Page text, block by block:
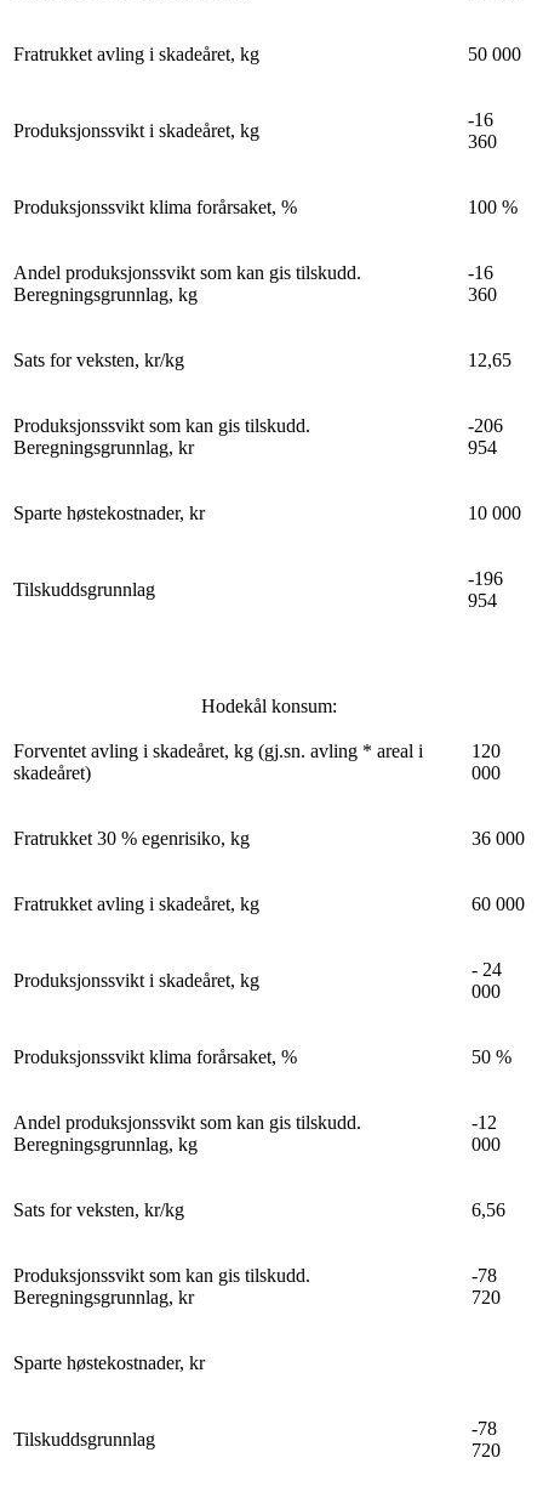
Fratrukket avling i skadeåret, kg 50 000
Produksjonssvikt i skadeåret, kg
-16
360
Produksjonssvikt klima forårsaket, % 100 %
Andel produksjonssvikt som kan gis tilskudd.
Beregningsgrunnlag, kg
-16
360
Sats for veksten, kr/kg 12,65
Produksjonssvikt som kan gis tilskudd.
Beregningsgrunnlag, kr
-206
954
Sparte høstekostnader, kr 10 000
Tilskuddsgrunnlag
-196
954
Hodekål konsum:
Forventet avling i skadeåret, kg (gj.sn. avling * areal i
skadeåret)
120
000
Fratrukket 30 % egenrisiko, kg 36 000
Fratrukket avling i skadeåret, kg 60 000
Produksjonssvikt i skadeåret, kg
- 24
000
Produksjonssvikt klima forårsaket, % 50 %
Andel produksjonssvikt som kan gis tilskudd.
Beregningsgrunnlag, kg
-12
000
Sats for veksten, kr/kg 6,56
Produksjonssvikt som kan gis tilskudd.
Beregningsgrunnlag, kr
-78
720
Sparte høstekostnader, kr
Tilskuddsgrunnlag
-78
720